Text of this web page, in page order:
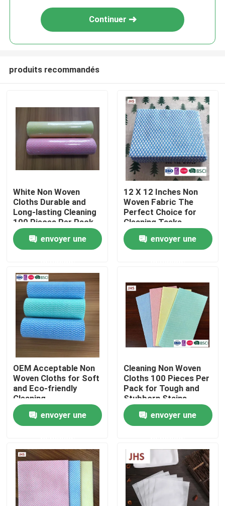
À la maison
Produits
À propos de nous
Visite de l'usine
Contrôle de la qualité
Nous contacter
Nouvelles
Tissus non tissés
Rouleau jumbo non tissé
Continuer
produits recommandés
White Non Woven
Cloths Durable and
Long-lasting Cleaning
100 Pieces Per Pack
envoyer une
12 X 12 Inches Non
Woven Fabric The
Perfect Choice for
Cleaning Tasks
envoyer une
OEM Acceptable Non
Woven Cloths for Soft
and Eco-friendly
Cleaning
envoyer une
Cleaning Non Woven
Cloths 100 Pieces Per
Pack for Tough and
Stubborn Stains
envoyer une